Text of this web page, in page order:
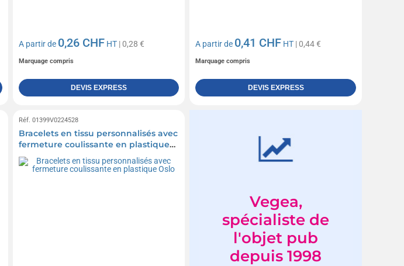
A partir de 0,26 CHF HT| 0,28 €
Marquage compris
DEVIS EXPRESS
A partir de 0,41 CHF HT | 0,44 €
Marquage compris
DEVIS EXPRESS
Réf. 01399V0224528
Bracelets en tissu personnalisés avec
fermeture coulissante en plastique
Oslo
Vegea,
spécialiste de
l'objet pub
depuis 1998